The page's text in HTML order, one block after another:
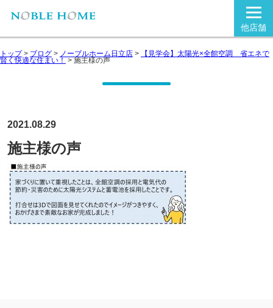
他店舗
トップ> ブログ > ノーブルホーム日立店 > 【見学会】太陽光×全館空調 省エネで
賢く快適な住まい！ > 施主様の声
2021.08.29
施主様の声